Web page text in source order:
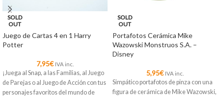
SOLD
OUT
Juego de Cartas 4 en 1 Harry
Potter
7,95€ IVA inc.
¡Juega al Snap, a las Familias, al Juego
de Parejas o al Juego de Acción con tus
personajes favoritos del mundo de
SOLD
OUT
Portafotos Cerámica Mike
Wazowski Monstruos S.A. –
Disney
5,95€ IVA inc.
Simpático portafotos de pinza con una
figura de cerámica de Mike Wazowski,